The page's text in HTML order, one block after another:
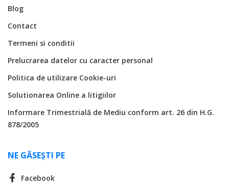
Blog
Contact
Termeni si conditii
Prelucrarea datelor cu caracter personal
Politica de utilizare Cookie-uri
Solutionarea Online a litigiilor
Informare Trimestrială de Mediu conform art. 26 din H.G.
878/2005
NE GĂSEȘTI PE
Facebook